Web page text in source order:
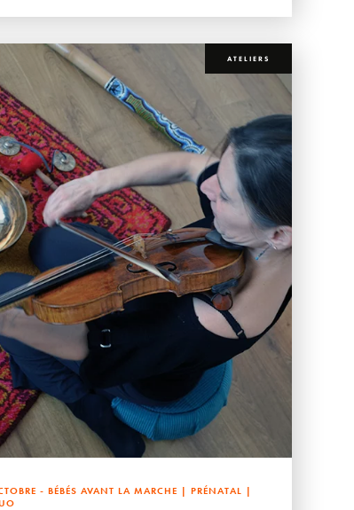
ATELIERS
- BÉBÉS AVANT LA MARCHE | PRÉNATAL |